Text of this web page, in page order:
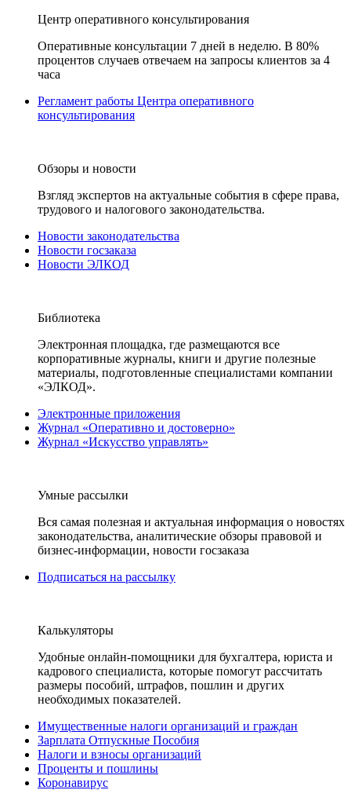
Центр оперативного консультирования
Оперативные консультации 7 дней в неделю. В 80%
процентов случаев отвечаем на запросы клиентов за 4
часа
Регламент работы Центра оперативного
консультирования
Обзоры и новости
Взгляд экспертов на актуальные события в сфере права,
трудового и налогового законодательства.
Новости законодательства
Новости госзаказа
Новости ЭЛКОД
Библиотека
Электронная площадка, где размещаются все
корпоративные журналы, книги и другие полезные
материалы, подготовленные специалистами компании
«ЭЛКОД».
Электронные приложения
Журнал «Оперативно и достоверно»
Журнал «Искусство управлять»
Умные рассылки
Вся самая полезная и актуальная информация о новостях
законодательства, аналитические обзоры правовой и
бизнес-информации, новости госзаказа
Подписаться на рассылку
Калькуляторы
Удобные онлайн-помощники для бухгалтера, юриста и
кадрового специалиста, которые помогут рассчитать
размеры пособий, штрафов, пошлин и других
необходимых показателей.
Имущественные налоги организаций и граждан
Зарплата Отпускные Пособия
Налоги и взносы организаций
Проценты и пошлины
Коронавирус